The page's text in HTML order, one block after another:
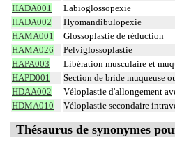
HADA001 Labioglossopexie
HADA002 Hyomandibulopexie
HAMA001 Glossoplastie de réduction
HAMA026 Pelviglossoplastie
HAPA003 Libération musculaire et
HAPD001 Section de bride muqueuse
HDAA002 Véloplastie d'allongement
HDMA010 Véloplastie secondaire
Thésaurus de synonymes